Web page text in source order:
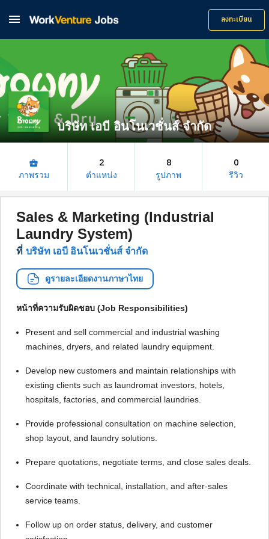
 ลงทะเบียน
บริษัท เอบี อินโนเวชั่นส์ จำกัด
business_center
ภาพรวม
2
ตำแหน่ง
8
รูปภาพ
0
รีวิว
Sales & Marketing (Industrial
Laundry System)
ที่ บริษัท เอบี อินโนเวชั่นส์ จำกัด
ดูรายละเอียดงานภาษาไทย
หน้าที่ความรับผิดชอบ (Job Responsibilities)
Present and sell commercial and industrial washing
machines, dryers, and related laundry equipment.
Develop new customers and maintain relationships with
existing clients such as laundromat investors, hotels,
hospitals, factories, and commercial laundries.
Provide professional consultation on machine selection,
shop layout, and laundry solutions.
Prepare quotations, negotiate terms, and close sales deals.
Coordinate with technical, installation, and after-sales
service teams.
Follow up on order status, delivery, and customer